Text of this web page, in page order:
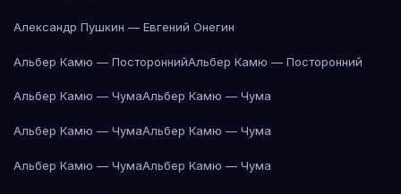
Александр Пушкин — Евгений Онегин
Альбер Камю — ПостороннийАльбер Камю — Посторонний
Альбер Камю — ЧумаАльбер Камю — Чума
Альбер Камю — ЧумаАльбер Камю — Чума
Альбер Камю — ЧумаАльбер Камю — Чума